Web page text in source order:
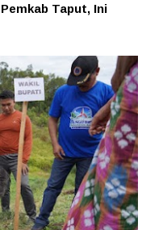
Taput, Ini